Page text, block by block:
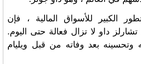
الكبير للأسواق المالية ، فإن
داو لا تزال فعالة حتى اليوم.
وتحسينه بعد وفاته من قبل ويليام